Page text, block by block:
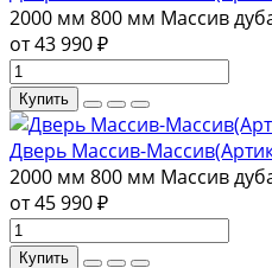
2000 мм 800 мм Массив
от 43 990 ₽
Купить
Дверь Массив-
2000 мм 800 мм Массив
от 45 990 ₽
Купить